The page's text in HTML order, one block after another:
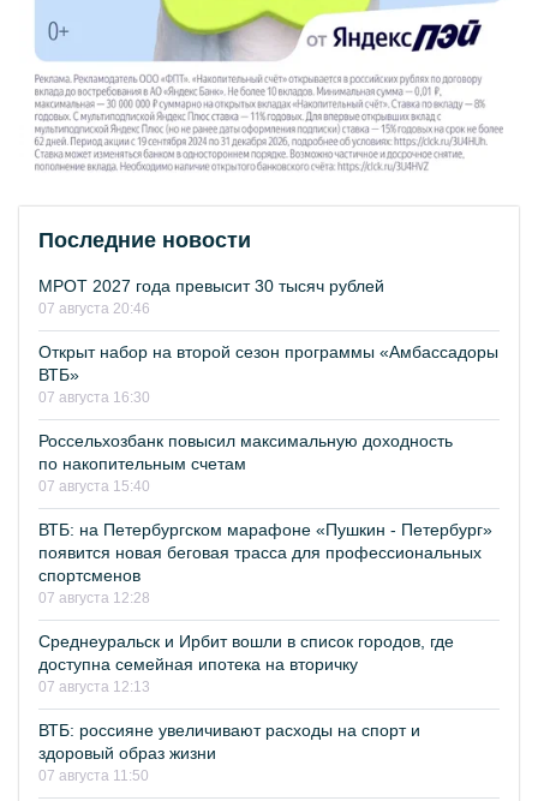
Последние новости
МРОТ 2027 года превысит 30 тысяч рублей
07 августа 20:46
Открыт набор на второй сезон программы «Амбассадоры
ВТБ»
07 августа 16:30
Россельхозбанк повысил максимальную доходность
по накопительным счетам
07 августа 15:40
ВТБ: на Петербургском марафоне «Пушкин - Петербург»
появится новая беговая трасса для профессиональных
спортсменов
07 августа 12:28
Среднеуральск и Ирбит вошли в список городов, где
доступна семейная ипотека на вторичку
07 августа 12:13
ВТБ: россияне увеличивают расходы на спорт и
здоровый образ жизни
07 августа 11:50